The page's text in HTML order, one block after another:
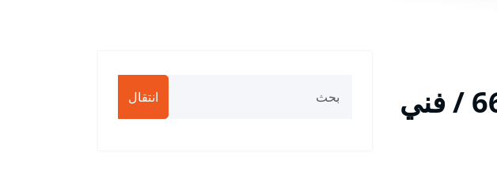
فني تركيب ستلايت الفنيطيس / 66445532 / فني
انتقال